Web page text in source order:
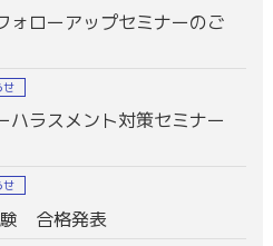
ォローアップセミナーのご
せ
ハラスメント対策セミナー
せ
験 合格発表